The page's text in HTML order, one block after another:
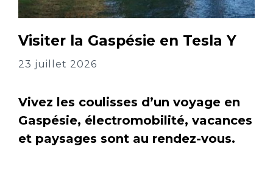
Visiter la Gaspésie en Tesla Y
23 juillet 2026
Vivez les coulisses d’un voyage en
Gaspésie, électromobilité, vacances
et paysages sont au rendez-vous.